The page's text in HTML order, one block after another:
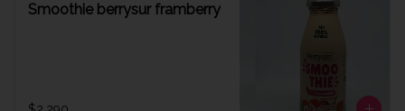
Smoothie berrysur framberry